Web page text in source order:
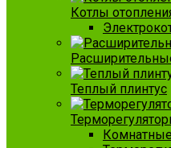
Котлы
Теплый плинтус